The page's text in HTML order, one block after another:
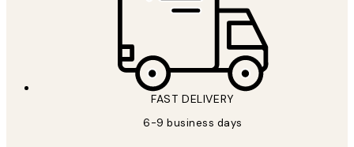
FAST DELIVERY
6-9 business days